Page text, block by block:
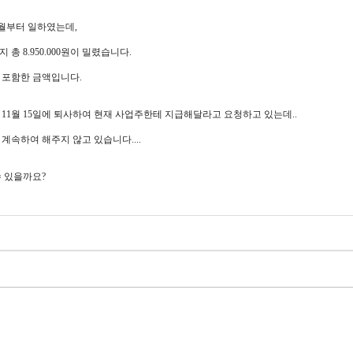
부터 일하였는데,
총 8.950.000원이 밀렸습니다.
함한 금액입니다.
월 15일에 퇴사하여 현재 사업주한테 지급해달라고 요청하고 있는데..
속하여 해주지 않고 있습니다....
있을까요?